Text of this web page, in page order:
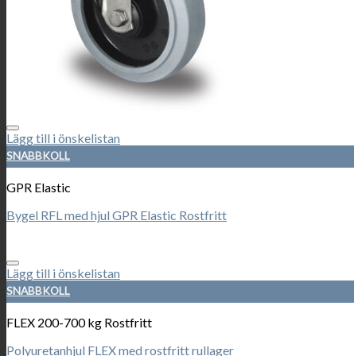
Lägg till i önskelistan
SNABBKOLL
GPR Elastic
Bygel RFL med hjul GPR Elastic Rostfritt
Lägg till i önskelistan
SNABBKOLL
FLEX 200-700 kg Rostfritt
Polyuretanhjul FLEX med rostfritt rullager